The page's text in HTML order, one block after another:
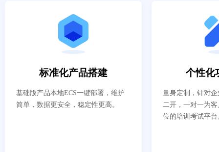
标准化产品搭建
基础版产品本地ECS一键部署，维护
简单，数据更安全，稳定性更高。
个性化
量身定制，针对
二开，一对一为
位的培训考试平台